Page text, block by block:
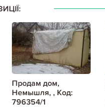
Продам дом,
Немышля, , Код:
796354/1